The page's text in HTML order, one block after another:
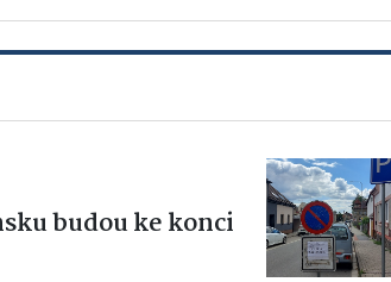
budou ke konci